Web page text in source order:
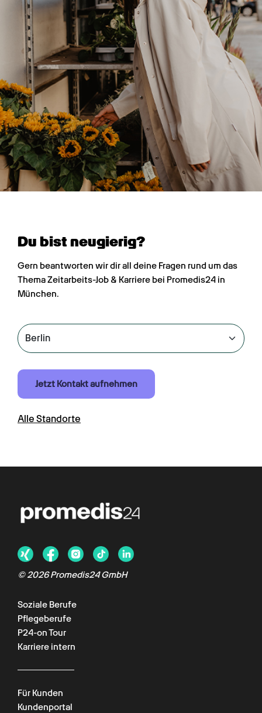
Du bist neugierig?
Gern beantworten wir dir all deine Fragen rund um das
Thema Zeitarbeits-Job & Karriere bei Promedis24 in
München.
Jetzt Kontakt aufnehmen
Alle Standorte
©2026Promedis24 GmbH
Soziale Berufe
Pflegeberufe
P24-on Tour
Karriere intern
Für Kunden
Kundenportal